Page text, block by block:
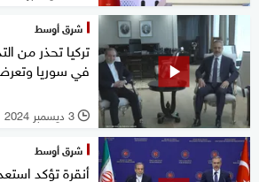
شرق أوسط
تركيا تحذر من
في سوريا
l 3 ديسمبر 2024
شرق أوسط
أنقرة تؤكد